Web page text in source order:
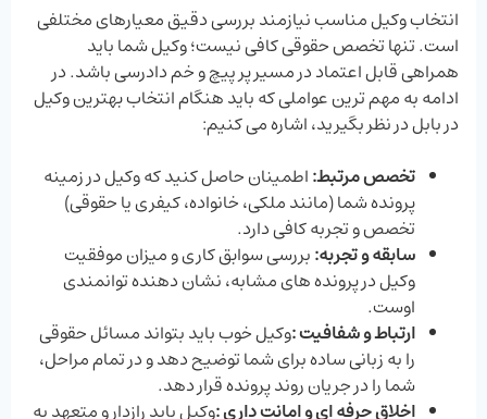
انتخاب وکیل مناسب نیازمند بررسی دقیق معیارهای مختلفی
است. تنها تخصص حقوقی کافی نیست؛ وکیل شما باید
همراهی قابل اعتماد در مسیر پر پیچ و خم دادرسی باشد. در
ادامه به مهم ‌ترین عواملی که باید هنگام انتخاب بهترین وکیل
در بابل در نظر بگیرید، اشاره می ‌کنیم:
تخصص مرتبط:اطمینان حاصل کنید که وکیل در زمینه
پرونده شما (مانند ملکی، خانواده، کیفری یا حقوقی)
تخصص و تجربه کافی دارد.
سابقه و تجربه:بررسی سوابق کاری و میزان موفقیت
وکیل در پرونده‌ های مشابه، نشان ‌دهنده توانمندی
اوست.
ارتباط و شفافیت:وکیل خوب باید بتواند مسائل حقوقی
را به زبانی ساده برای شما توضیح دهد و در تمام مراحل،
شما را در جریان روند پرونده قرار دهد.
اخلاق حرفه ‌ای و امانت ‌داری:وکیل باید رازدار و متعهد به